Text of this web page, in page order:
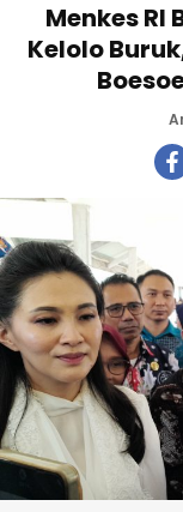
Menkes RI
Kelolo